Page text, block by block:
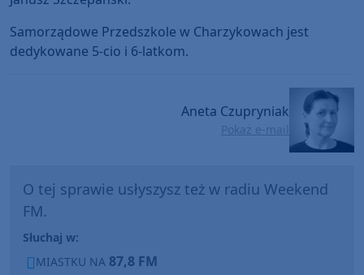
Samorządowe Przedszkole w Charzykowach jest
dedykowane 5-cio i 6-latkom.
Aneta Czupryniak
Pokaż e-mail
O tej sprawie usłyszysz też w radiu Weekend
FM.
Słuchaj w:
MIASTKU NA 87,8 FM